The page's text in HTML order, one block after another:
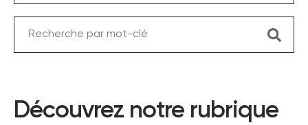
Découvrez notre rubrique